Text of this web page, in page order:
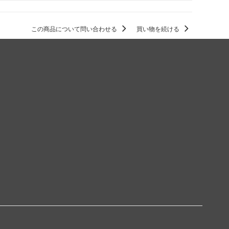
この商品について問い合わせる 買い物を続ける